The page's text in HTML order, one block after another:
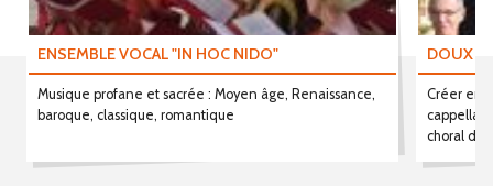
ENSEMBLE VOCAL "IN HOC NIDO"
Musique profane et sacrée : Moyen âge, Renaissance,
baroque, classique, romantique
DOUX
Créer en
cappella"
choral